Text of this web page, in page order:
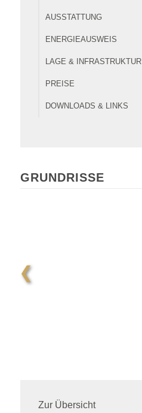
AUSSTATTUNG
ENERGIEAUSWEIS
LAGE & INFRASTRUKTUR
PREISE
DOWNLOADS & LINKS
GRUNDRISSE
❮
Zur Übersicht